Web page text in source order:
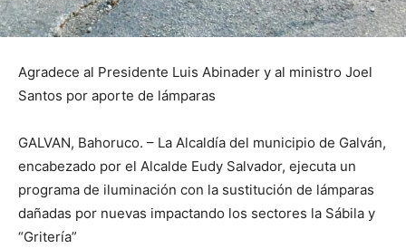
Agradece al Presidente Luis Abinader y al ministro Joel
Santos por aporte de lámparas
GALVAN, Bahoruco. – La Alcaldía del municipio de Galván,
encabezado por el Alcalde Eudy Salvador, ejecuta un
programa de iluminación con la sustitución de lámparas
dañadas por nuevas impactando los sectores la Sábila y
“Gritería”